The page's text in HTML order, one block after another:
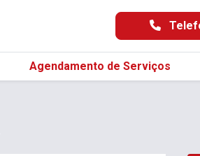
Agendamento de Serviços